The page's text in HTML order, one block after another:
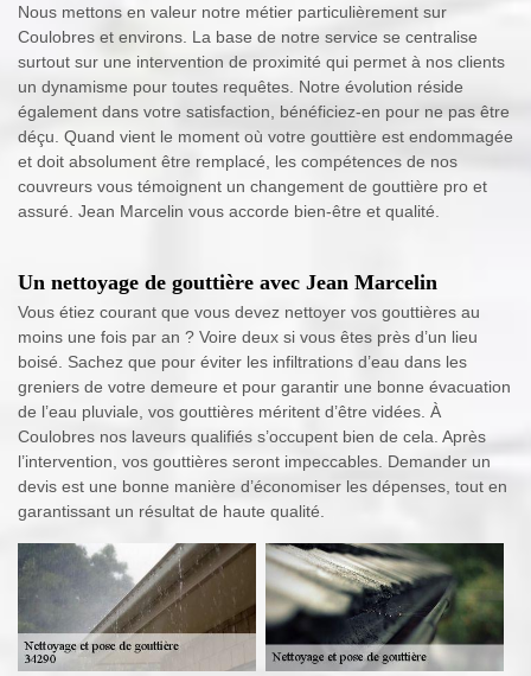
Nous mettons en valeur notre métier particulièrement sur
Coulobres et environs. La base de notre service se centralise
surtout sur une intervention de proximité qui permet à nos clients
un dynamisme pour toutes requêtes. Notre évolution réside
également dans votre satisfaction, bénéficiez-en pour ne pas être
déçu. Quand vient le moment où votre gouttière est endommagée
et doit absolument être remplacé, les compétences de nos
couvreurs vous témoignent un changement de gouttière pro et
assuré. Jean Marcelin vous accorde bien-être et qualité.
Un nettoyage de gouttière avec Jean Marcelin
Vous étiez courant que vous devez nettoyer vos gouttières au
moins une fois par an ? Voire deux si vous êtes près d’un lieu
boisé. Sachez que pour éviter les infiltrations d’eau dans les
greniers de votre demeure et pour garantir une bonne évacuation
de l’eau pluviale, vos gouttières méritent d’être vidées. À
Coulobres nos laveurs qualifiés s’occupent bien de cela. Après
l’intervention, vos gouttières seront impeccables. Demander un
devis est une bonne manière d’économiser les dépenses, tout en
garantissant un résultat de haute qualité.